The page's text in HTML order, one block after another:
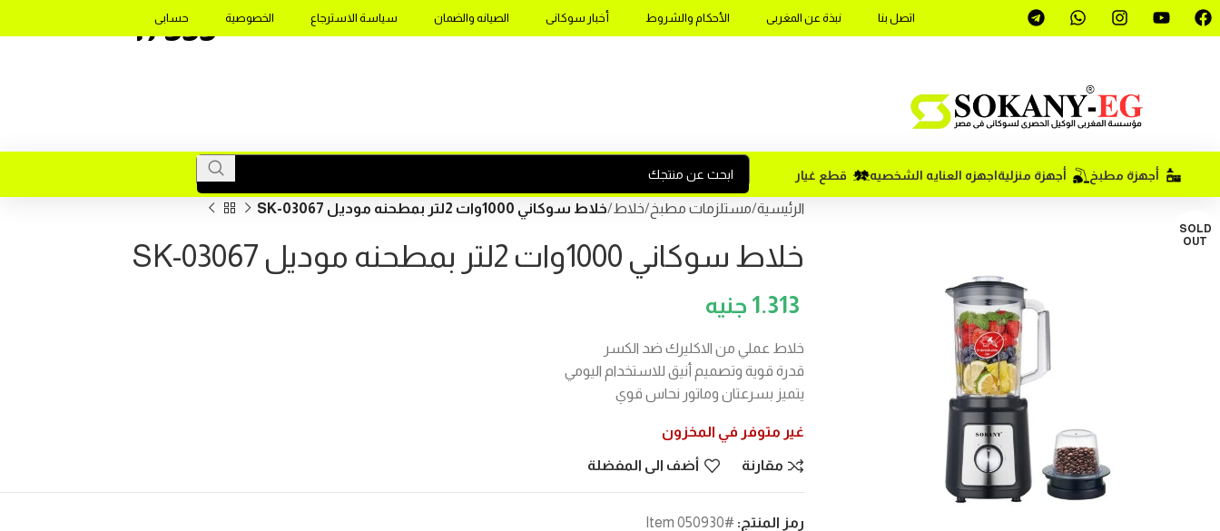
اتصل بنا نبذة عن المغربى الأحكام والشروط أخبار سوكانى الصيانه والضمان سياسة الاسترجاع الخصوصية حسابى
17355
أجهزة مطبخ أجهزة منزليةاجهزه العنايه الشخصيه قطع غيار
SOLD
OUT
الرئيسية مستلزمات مطبخ خلاط خلاط سوكاني 1000وات 2لتر بمطحنه موديل SK-03067
خلاط سوكاني 1000وات 2لتر بمطحنه موديل SK-03067
1.313
خلاط عملي من الاكليرك ضد الكسر
قدرة قوية وتصميم أنيق للاستخدام اليومي
يتميز بسرعتان وماتور نحاس قوي
غير متوفر في المخزون
مقارنة أضف الى المفضلة
رمز المنتج: #Item 050930